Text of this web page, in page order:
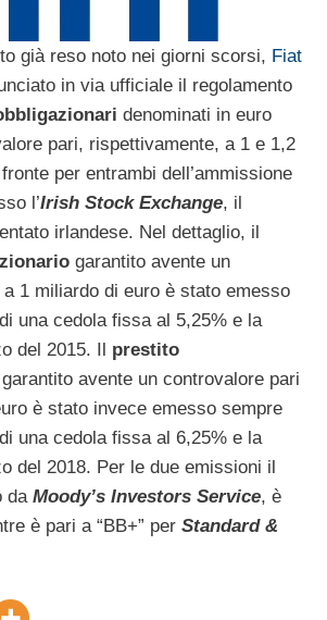
già reso noto nei giorni scorsi, Fiat
in via ufficiale il regolamento
denominati in euro
pari, rispettivamente, a 1 e 1,2
per entrambi dell’ammissione
l’Irish Stock Exchange, il
irlandese. Nel dettaglio, il
garantito avente un
1 miliardo di euro è stato emesso
una cedola fissa al 5,25% e la
del 2015. Il prestito
garantito avente un controvalore pari
è stato invece emesso sempre
una cedola fissa al 6,25% e la
del 2018. Per le due emissioni il
da Moody’s Investors Service, è
è pari a “BB+” per Standard &